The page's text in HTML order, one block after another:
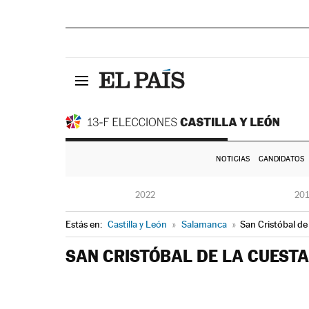
NOTICIAS CANDIDATOS
2022
Estás en: Castilla y León » Salamanca » San Cristóbal
SAN CRISTÓBAL DE LA CUESTA